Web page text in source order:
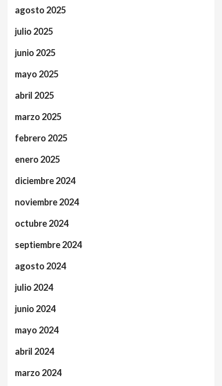
agosto 2025
julio 2025
junio 2025
mayo 2025
abril 2025
marzo 2025
febrero 2025
enero 2025
diciembre 2024
noviembre 2024
octubre 2024
septiembre 2024
agosto 2024
julio 2024
junio 2024
mayo 2024
abril 2024
marzo 2024